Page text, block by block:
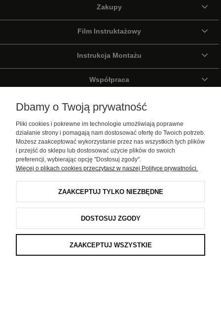
Zakupy
Film Instruktażowy
Instrukcja Montażu
Współpraca
Wirtualny Spacer
Galeria
Pomoc
Dbamy o Twoją prywatność
Pliki cookies i pokrewne im technologie umożliwiają poprawne
działanie strony i pomagają nam dostosować ofertę do Twoich potrzeb.
Możesz zaakceptować wykorzystanie przez nas wszystkich tych plików
i przejść do sklepu lub dostosować użycie plików do swoich
preferencji, wybierając opcję "Dostosuj zgody".
Więcej o plikach cookies przeczytasz w naszej Polityce prywatności.
ZAAKCEPTUJ TYLKO NIEZBĘDNE
DOSTOSUJ ZGODY
ZAAKCEPTUJ WSZYSTKIE